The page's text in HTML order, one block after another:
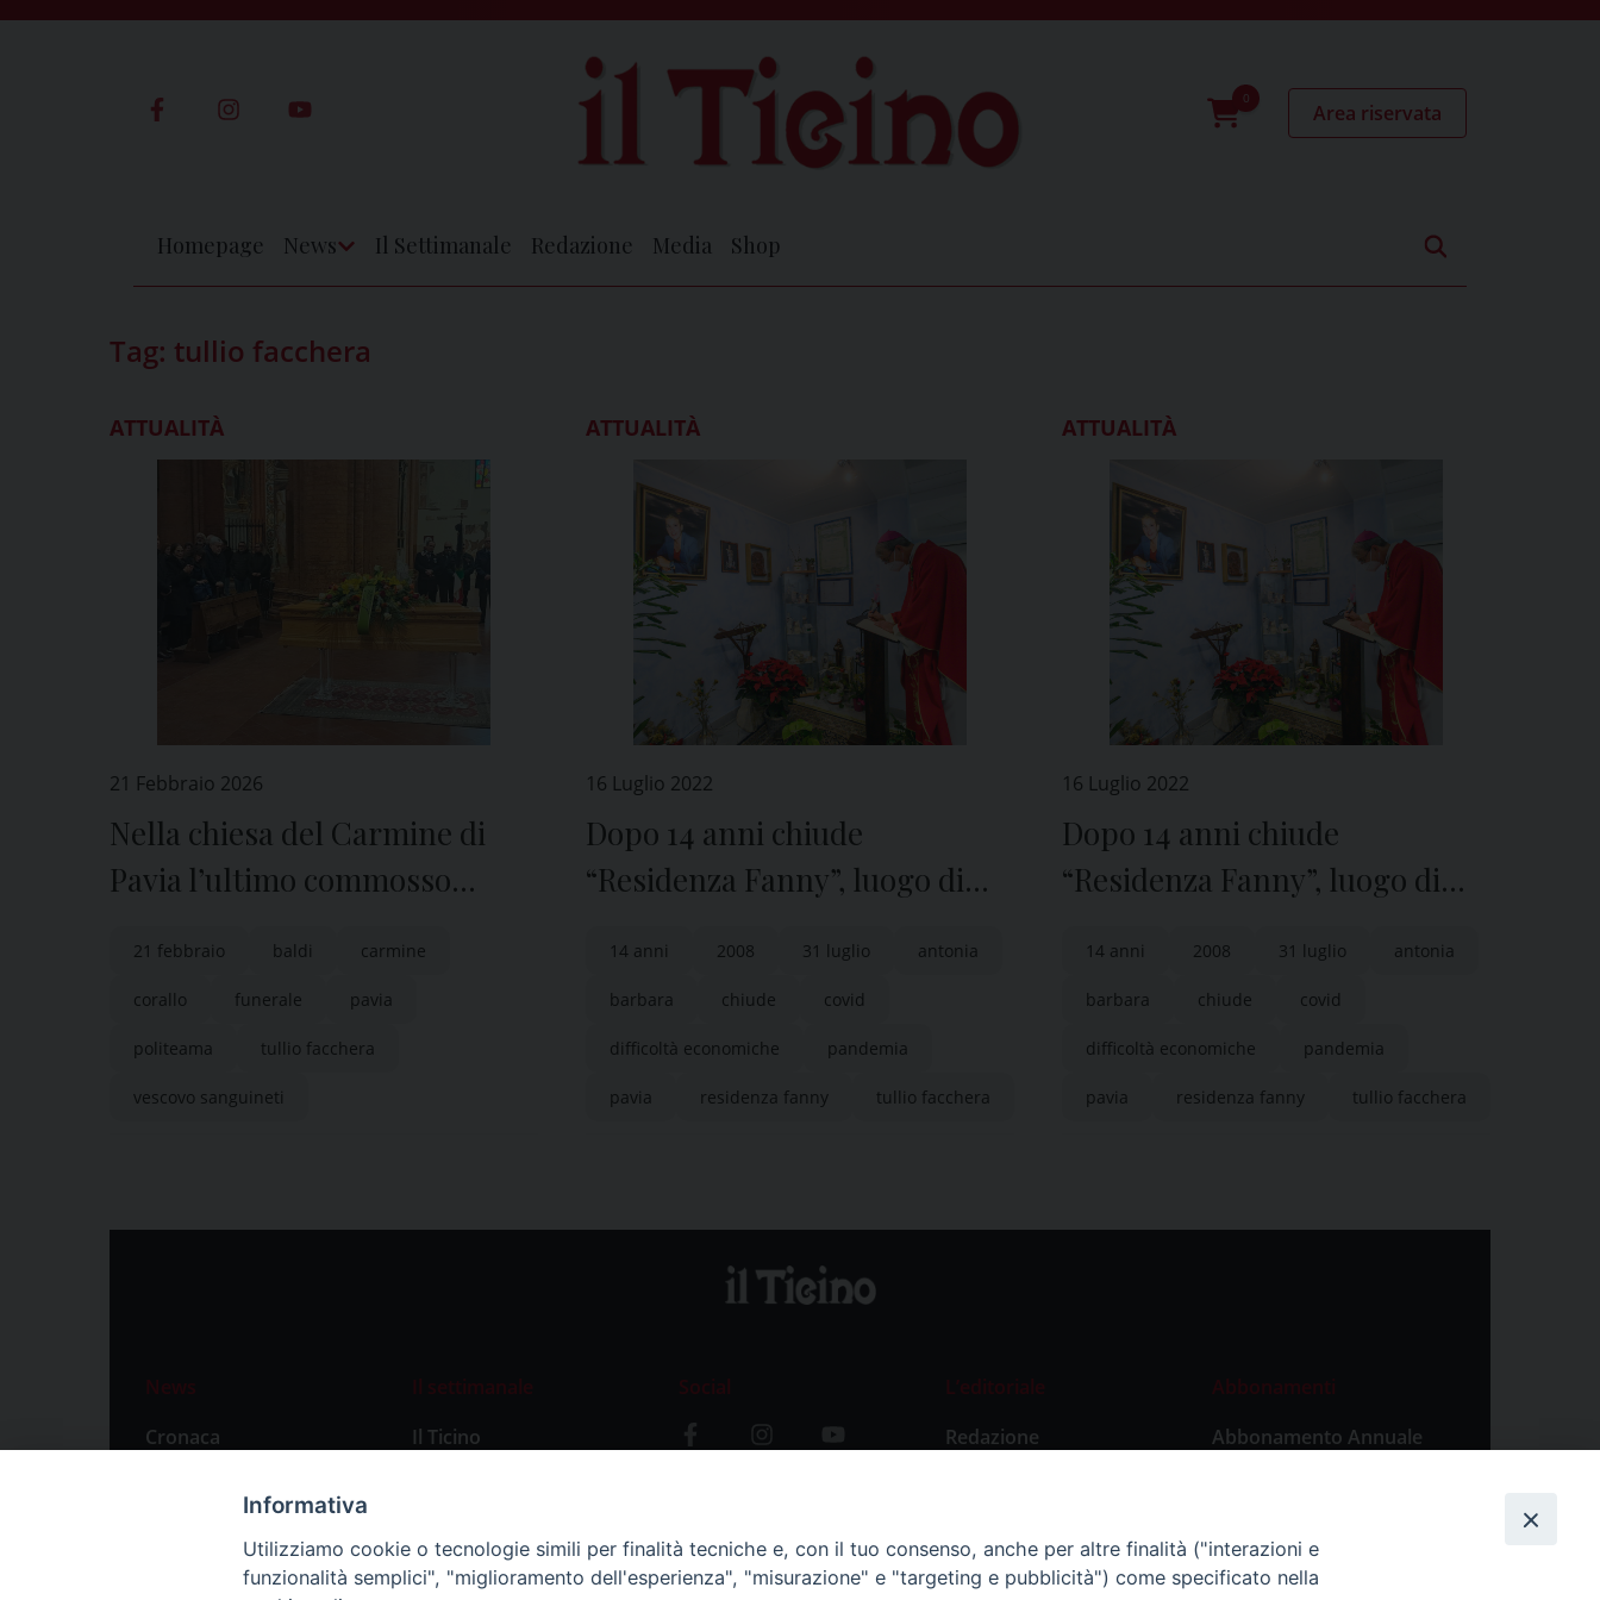
0
Area riservata
Homepage News Il Settimanale Redazione Media Shop
Tag: tullio facchera
ATTUALITÀ
21 Febbraio 2026
Nella chiesa del Carmine di
Pavia l’ultimo commosso
21 febbraio baldi carmine
corallo funerale pavia
politeama tullio facchera
vescovo sanguineti
ATTUALITÀ
16 Luglio 2022
Dopo 14 anni chiude
“Residenza Fanny”, luogo di
14 anni 2008 31 luglio antonia
barbara chiude covid
difficoltà economiche pandemia
pavia residenza fanny tullio facchera
ATTUALITÀ
16 Luglio 2022
Dopo 14 anni chiude
“Residenza Fanny”, luogo di
14 anni 2008 31 luglio antonia
barbara chiude covid
difficoltà economiche pandemia
pavia residenza fanny tullio facchera
News
Cronaca
Primo Piano
Il settimanale
Il Ticino
Social
L’editoriale
Redazione
Abbonamenti
Abbonamento Annuale
Abbonamento Singola
Informativa
Utilizziamo cookie o tecnologie simili per finalità tecniche e, con il tuo consenso, anche per altre finalità ("interazioni e
funzionalità semplici", "miglioramento dell'esperienza", "misurazione" e "targeting e pubblicità") come specificato nella